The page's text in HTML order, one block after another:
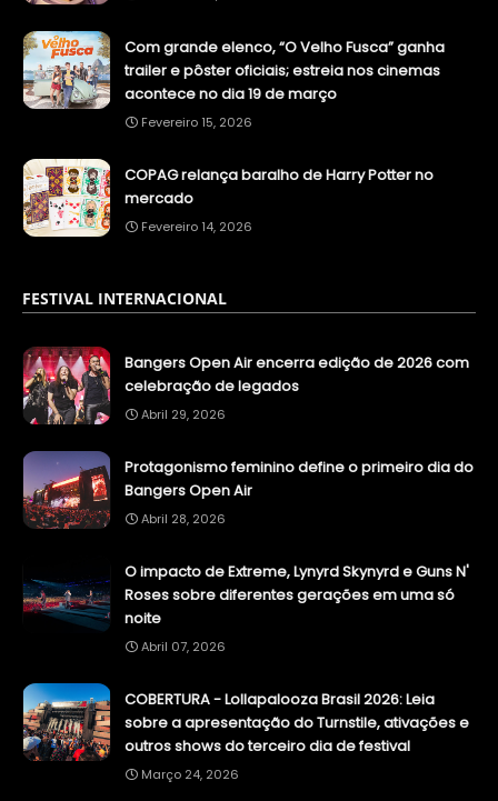
Com grande elenco, “O Velho Fusca” ganha
trailer e pôster oficiais; estreia nos cinemas
acontece no dia 19 de março
Fevereiro 15, 2026
COPAG relança baralho de Harry Potter no
mercado
Fevereiro 14, 2026
FESTIVAL INTERNACIONAL
Bangers Open Air encerra edição de 2026 com
celebração de legados
Abril 29, 2026
Protagonismo feminino define o primeiro dia do
Bangers Open Air
Abril 28, 2026
O impacto de Extreme, Lynyrd Skynyrd e Guns N'
Roses sobre diferentes gerações em uma só
noite
Abril 07, 2026
COBERTURA - Lollapalooza Brasil 2026: Leia
sobre a apresentação do Turnstile, ativações e
outros shows do terceiro dia de festival
Março 24, 2026